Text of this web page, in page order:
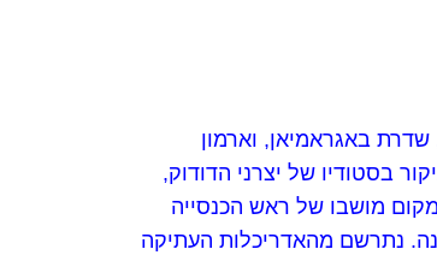
באגראמיאן, וארמון
בסטודיו של יצרני הדודוק,
מושבו של ראש הכנסייה
נתרשם מהאדריכלות העתיקה